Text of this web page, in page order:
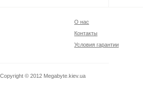
О нас
Контакты
Условия гарантии
Copyright © 2012 Megabyte.kiev.ua